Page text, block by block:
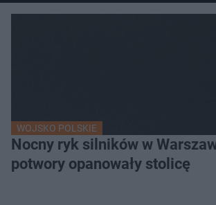
WOJSKO POLSKIE
Nocny ryk silników w
potwory opanowały stolicę